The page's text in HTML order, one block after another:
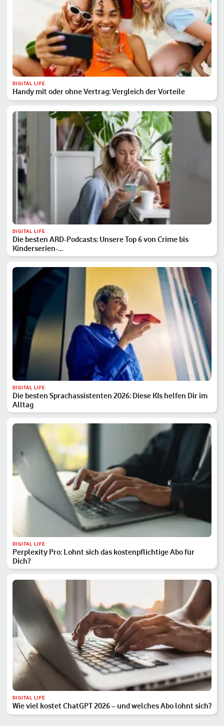
DIGITAL LIFE
Handy mit oder ohne Vertrag: Vergleich der Vorteile
DIGITAL LIFE
Die besten ARD-Podcasts: Unsere Top 6 von Crime bis
Kinderserien-…
DIGITAL LIFE
Die besten Sprachassistenten 2026: Diese KIs helfen Dir im
Alltag
DIGITAL LIFE
Perplexity Pro: Lohnt sich das kostenpflichtige Abo für
Dich?
DIGITAL LIFE
Wie viel kostet ChatGPT 2026 – und welches Abo lohnt sich?